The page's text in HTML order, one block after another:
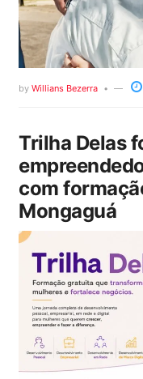
by Willians Bezerra
Trilha Delas
com
Mongaguá